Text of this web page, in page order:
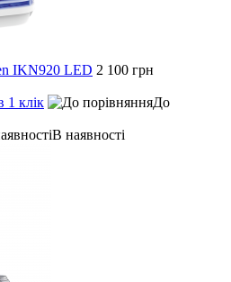
IKN920 LED 2 100 грн
1 клік
До
В наявності